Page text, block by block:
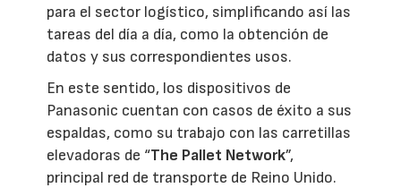
para el sector logístico, simplificando así las
tareas del día a día, como la obtención de
datos y sus correspondientes usos.
En este sentido, los dispositivos de
Panasonic cuentan con casos de éxito a sus
espaldas, como su trabajo con las carretillas
elevadoras de “The Pallet Network”,
principal red de transporte de Reino Unido.